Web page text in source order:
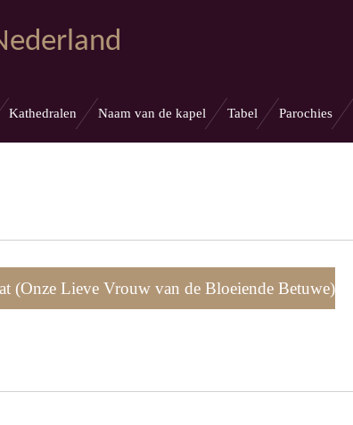
Kathedralen Naam van de kapel Tabel Parochies
(Onze Lieve Vrouw van de Bloeiende Betuwe)